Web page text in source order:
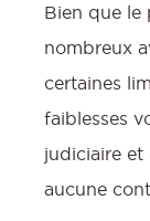
Bien que le
nombreux
certaines
faiblesses
judiciaire et
aucune